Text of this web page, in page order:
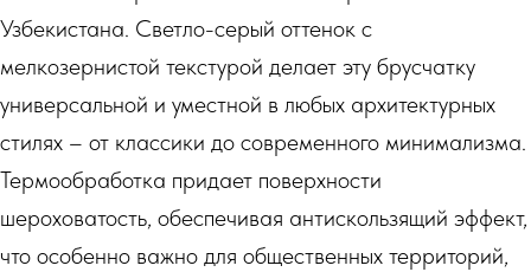
Узбекистана. Светло-серый оттенок с
мелкозернистой текстурой делает эту брусчатку
универсальной и уместной в любых архитектурных
стилях – от классики до современного минимализма.
Термообработка придает поверхности
шероховатость, обеспечивая антискользящий эффект,
что особенно важно для общественных территорий,